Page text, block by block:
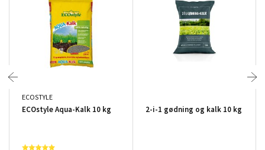
ECOSTYLE
ECOstyle Aqua-Kalk 10 kg 2-i-1 gødning og kalk 10 kg